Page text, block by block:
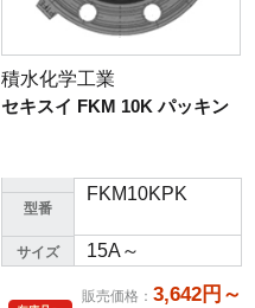
積水化学工業
セキスイ FKM 10K パッキン
型番
FKM10KPK
サイズ 15A～
販売価格 ： 3,642円～